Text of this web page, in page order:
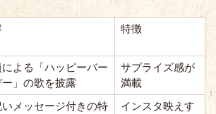
特徴
による「ハッピーバー
ー」の歌を披露
サプライズ感が
満載
いメッセージ付きの特
インスタ映えす